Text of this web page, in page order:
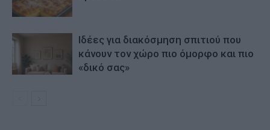
Ιδέες για διακόσμηση σπιτιού που
κάνουν τον χώρο πιο όμορφο και πιο
«δικό σας»